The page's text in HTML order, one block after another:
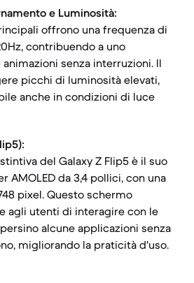
e Luminosità:
offrono una frequenza di
contribuendo a uno
senza interruzioni. Il
picchi di luminosità elevati,
anche in condizioni di luce
del Galaxy Z Flip5 è il suo
AMOLED da 3,4 pollici, con una
pixel. Questo schermo
agli utenti di interagire con le
alcune applicazioni senza
migliorando la praticità d'uso.